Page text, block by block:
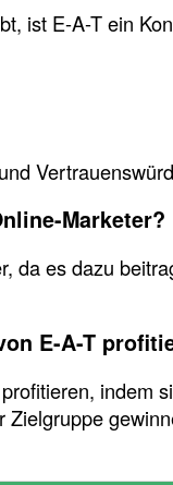
ist E-A-T ein
Marketer?
da es dazu
E-A-T
indem
Zielgruppe